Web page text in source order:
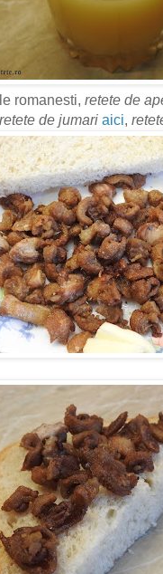
romanesti, retete de
retete de jumari aici,